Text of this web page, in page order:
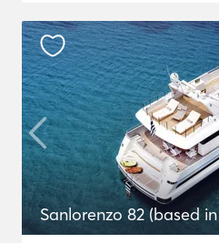
Sanlorenzo 82 (based